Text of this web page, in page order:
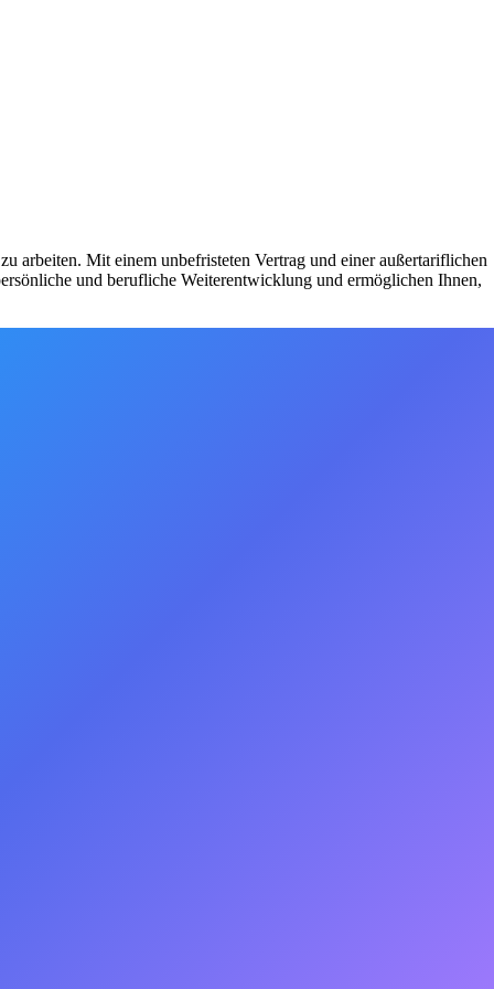
arbeiten. Mit einem unbefristeten Vertrag und einer außertariflichen
und berufliche Weiterentwicklung und ermöglichen Ihnen,